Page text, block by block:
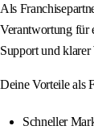
Als
Verantwortung für
Support und klarer
Deine Vorteile als
Schneller